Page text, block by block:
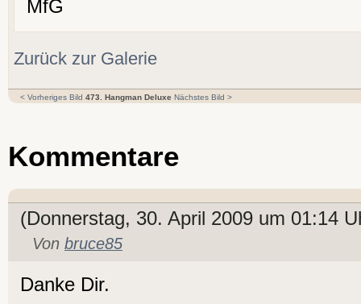
MfG
Zurück zur Galerie
< Vorheriges Bild 473. Hangman Deluxe Nächstes Bild >
Kommentare
(Donnerstag, 30. April 2009 um 01:14
Von bruce85
Danke Dir.